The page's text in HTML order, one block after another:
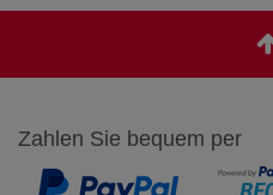
Zahlen Sie bequem per